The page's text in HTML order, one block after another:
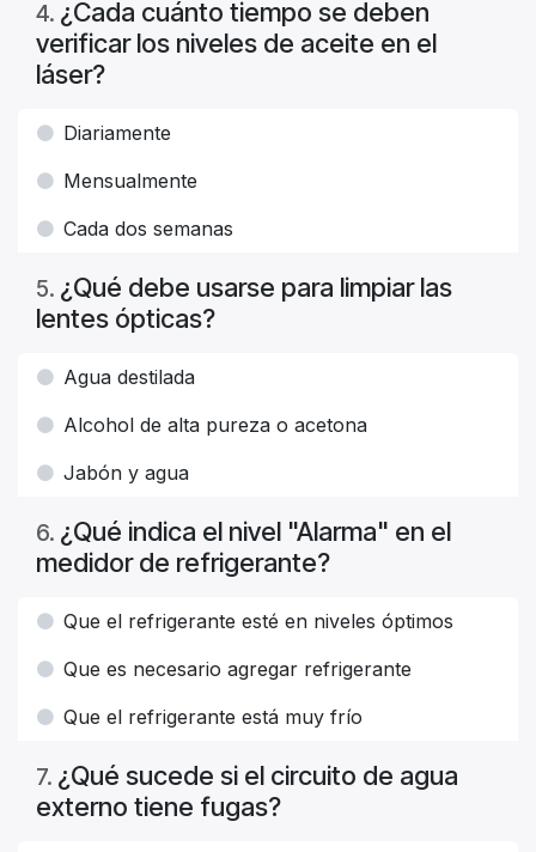
4. ¿Cada cuánto tiempo se deben
verificar los niveles de aceite en el
láser?
Diariamente
Mensualmente
Cada dos semanas
5. ¿Qué debe usarse para limpiar las
lentes ópticas?
Agua destilada
Alcohol de alta pureza o acetona
Jabón y agua
6. ¿Qué indica el nivel "Alarma" en el
medidor de refrigerante?
Que el refrigerante esté en niveles óptimos
Que es necesario agregar refrigerante
Que el refrigerante está muy frío
7. ¿Qué sucede si el circuito de agua
externo tiene fugas?